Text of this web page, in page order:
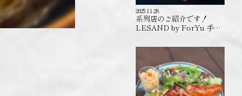
2025.11.28
系列店のご紹介です！
LESAND by ForYu 手…